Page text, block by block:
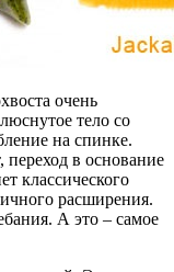
очень
тело со
на спинке.
переход в основание
классического
расширения.
А это – самое